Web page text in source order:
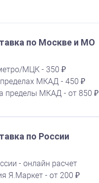
Заказать
Р135
Спиртовая краска NORIS
флюоресцентная 25 мл
1100
по Москве и МО
МЦК - 350 ₽
МКАД - 450 ₽
пределы МКАД - от 850 ₽
по России
- онлайн расчет
Я.Маркет - от 200 ₽